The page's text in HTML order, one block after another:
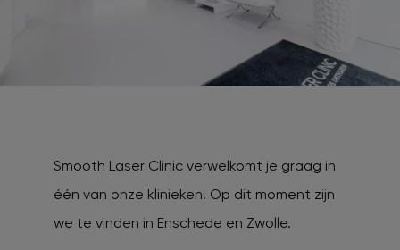
Smooth Laser Clinic verwelkomt je graag in
één van onze klinieken. Op dit moment zijn
we te vinden in Enschede en Zwolle.